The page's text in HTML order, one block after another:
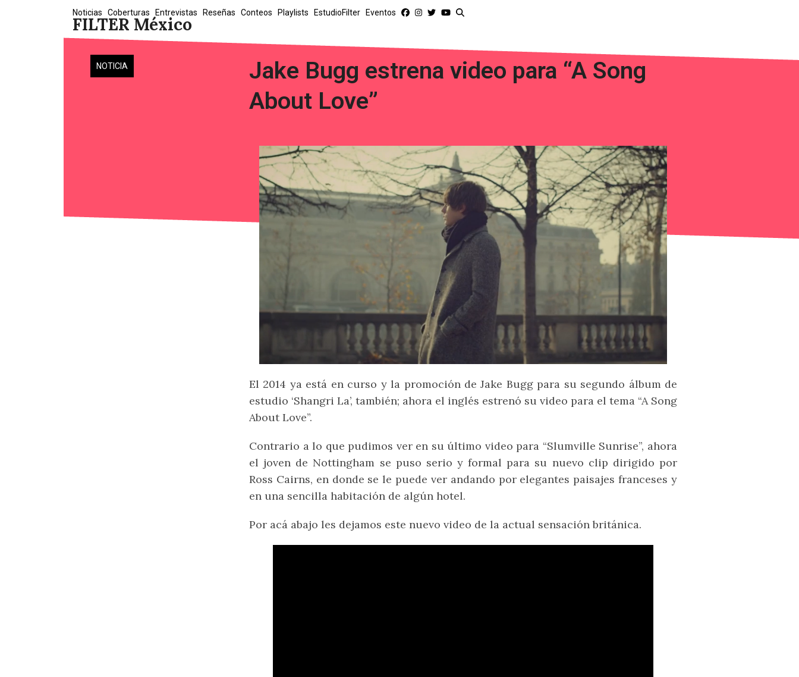
FILTER México
Noticias Coberturas Entrevistas Reseñas Conteos Playlists EstudioFilter Eventos
NOTICIA
Jake Bugg estrena video para “A Song
About Love”
El 2014 ya está en curso y la promoción de Jake Bugg para su segundo álbum de
estudio ‘Shangri La’, también; ahora el inglés estrenó su video para el tema “A Song
About Love”.
Contrario a lo que pudimos ver en su último video para “Slumville Sunrise”, ahora
el joven de Nottingham se puso serio y formal para su nuevo clip dirigido por
Ross Cairns, en donde se le puede ver andando por elegantes paisajes franceses y
en una sencilla habitación de algún hotel.
Por acá abajo les dejamos este nuevo video de la actual sensación británica.